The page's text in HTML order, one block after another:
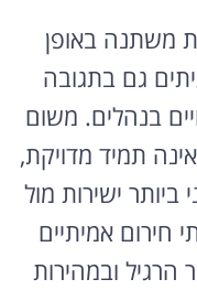
משתנה באופן
גם בתגובה
בנהלים. משום
תמיד מדויקת,
ישירות מול
חירום אמיתיים
הרגיל ובמהירות